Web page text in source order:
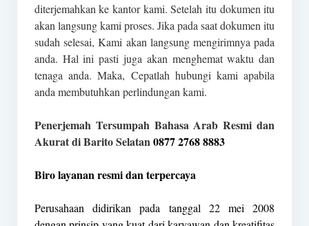
diterjemahkan ke kantor kami. Setelah itu dokumen itu
akan langsung kami proses. Jika pada saat dokumen itu
sudah selesai, Kami akan langsung mengirimnya pada
anda. Hal ini pasti juga akan menghemat waktu dan
tenaga anda. Maka, Cepatlah hubungi kami apabila
anda membutuhkan perlindungan kami.
Penerjemah Tersumpah Bahasa Arab Resmi dan
Akurat di Barito Selatan0877 2768 8883
Biro layanan resmi dan terpercaya
Perusahaan didirikan pada tanggal 22 mei 2008